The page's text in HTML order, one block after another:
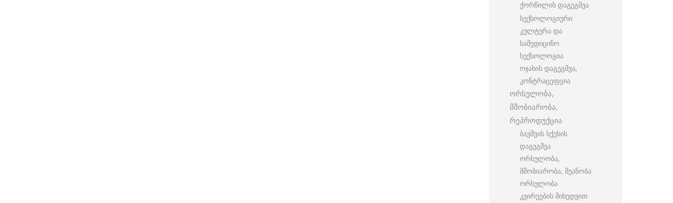
ქორწილის დაგეგმვა
სექსოლოგიური
კულტურა და
სამედიცინო
სექსოლოგია
ოჯახის დაგეგმვა,
კონტრაცეფცია
ორსულობა,
მშობიარობა,
რეპროდუქცია
ბავშვის სქესის
დაგეგმვა
ორსულობა,
მშობიარობა, მეანობა
ორსულობა
კვირეების მიხედვით